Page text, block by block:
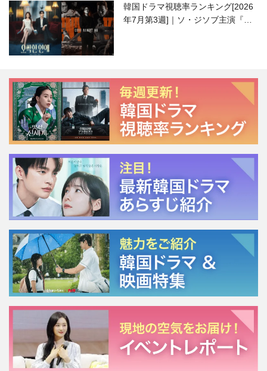
韓国ドラマ視聴率ランキング[2026
年7月第3週]｜ソ・ジソブ主演『エ